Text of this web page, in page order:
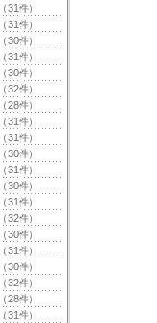
（31件）
（31件）
（30件）
（31件）
（30件）
（32件）
（28件）
（31件）
（31件）
（30件）
（31件）
（30件）
（31件）
（32件）
（30件）
（31件）
（30件）
（32件）
（28件）
（31件）